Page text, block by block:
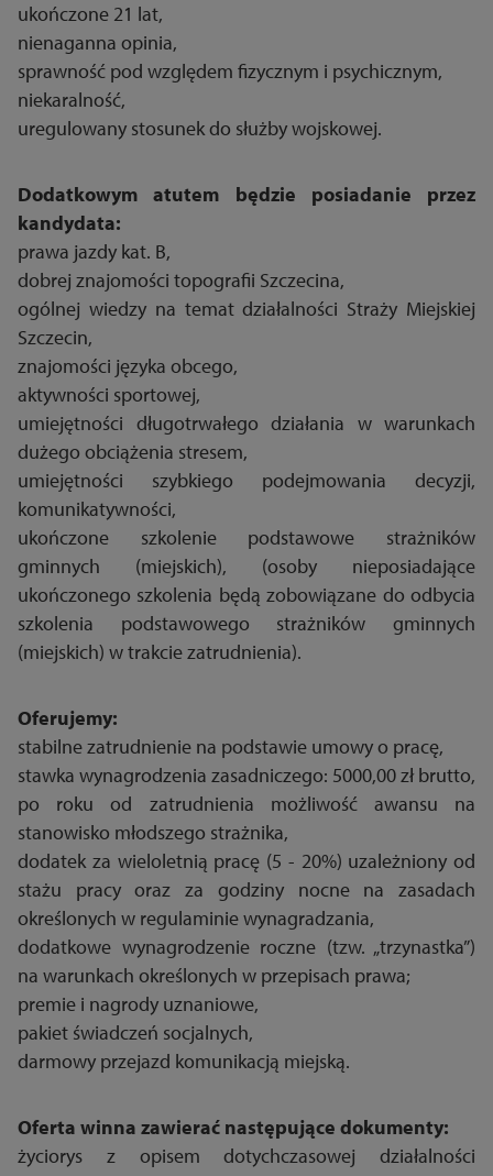
ukończone 21 lat,
nienaganna opinia,
sprawność pod względem fizycznym i psychicznym,
niekaralność,
uregulowany stosunek do służby wojskowej.
Dodatkowym atutem będzie posiadanie przez
kandydata:
prawa jazdy kat. B,
dobrej znajomości topografii Szczecina,
ogólnej wiedzy na temat działalności Straży Miejskiej
Szczecin,
znajomości języka obcego,
aktywności sportowej,
umiejętności długotrwałego działania w warunkach
dużego obciążenia stresem,
umiejętności szybkiego podejmowania decyzji,
komunikatywności,
ukończone szkolenie podstawowe strażników
gminnych (miejskich), (osoby nieposiadające
ukończonego szkolenia będą zobowiązane do odbycia
szkolenia podstawowego strażników gminnych
(miejskich) w trakcie zatrudnienia).
Oferujemy:
stabilne zatrudnienie na podstawie umowy o pracę,
stawka wynagrodzenia zasadniczego: 5000,00 zł brutto,
po roku od zatrudnienia możliwość awansu na
stanowisko młodszego strażnika,
dodatek za wieloletnią pracę (5 - 20%) uzależniony od
stażu pracy oraz za godziny nocne na zasadach
określonych w regulaminie wynagradzania,
dodatkowe wynagrodzenie roczne (tzw. „trzynastka”)
na warunkach określonych w przepisach prawa;
premie i nagrody uznaniowe,
pakiet świadczeń socjalnych,
darmowy przejazd komunikacją miejską.
Oferta winna zawierać następujące dokumenty:
życiorys z opisem dotychczasowej działalności